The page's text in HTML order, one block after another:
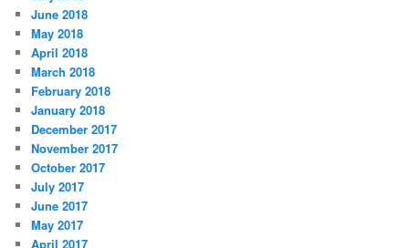
June 2018
May 2018
April 2018
March 2018
February 2018
January 2018
December 2017
November 2017
October 2017
July 2017
June 2017
May 2017
April 2017